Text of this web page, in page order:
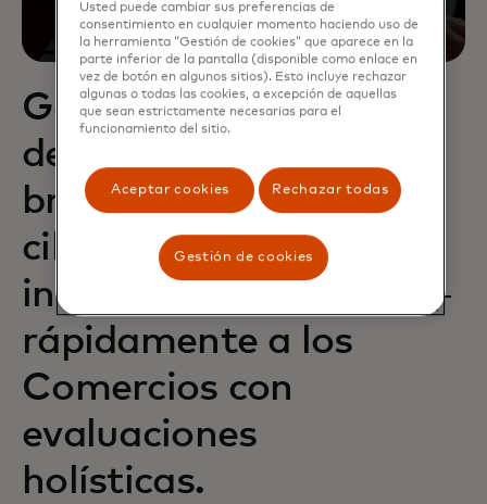
Gestiona los riesgos
de los socios, las
brechas de
ciberseguridad e
incorpora
rápidamente a los
Comercios con
evaluaciones
holísticas.
Usted puede cambiar sus preferencias de
consentimiento en cualquier momento haciendo uso de
la herramienta “Gestión de cookies” que aparece en la
parte inferior de la pantalla (disponible como enlace en
vez de botón en algunos sitios). Esto incluye rechazar
algunas o todas las cookies, a excepción de aquellas
que sean estrictamente necesarias para el
funcionamiento del sitio.
Aceptar cookies Rechazar todas
Gestión de cookies